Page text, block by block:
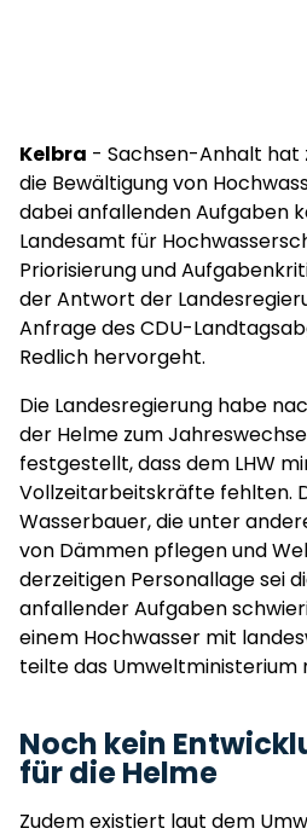
Kelbra - Sachsen-Anhalt hat
die Bewältigung von
dabei anfallenden Aufgaben
Landesamt für
Priorisierung und
der Antwort der
Anfrage des CDU-
Redlich hervorgeht.
Die Landesregierung habe
der Helme zum
festgestellt, dass dem LHW
Vollzeitarbeitskräfte fehlten.
Wasserbauer, die unter
von Dämmen pflegen und
derzeitigen Personallage sei
anfallender Aufgaben
einem Hochwasser mit
teilte das Umweltministerium
Noch kein
für die Helme
Zudem existiert laut dem